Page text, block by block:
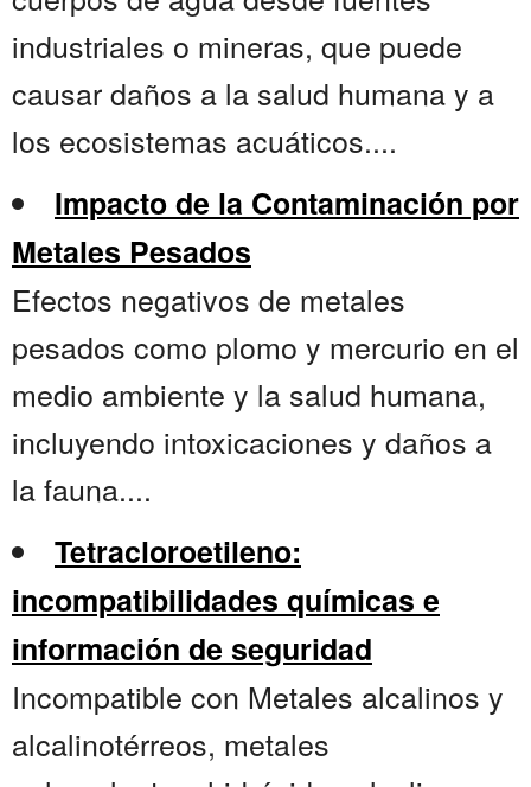
industriales o mineras, que puede
causar daños a la salud humana y a
los ecosistemas acuáticos....
Impacto de la Contaminación por
Metales Pesados
Efectos negativos de metales
pesados como plomo y mercurio en el
medio ambiente y la salud humana,
incluyendo intoxicaciones y daños a
la fauna....
Tetracloroetileno:
incompatibilidades químicas e
información de seguridad
Incompatible con Metales alcalinos y
alcalinotérreos, metales